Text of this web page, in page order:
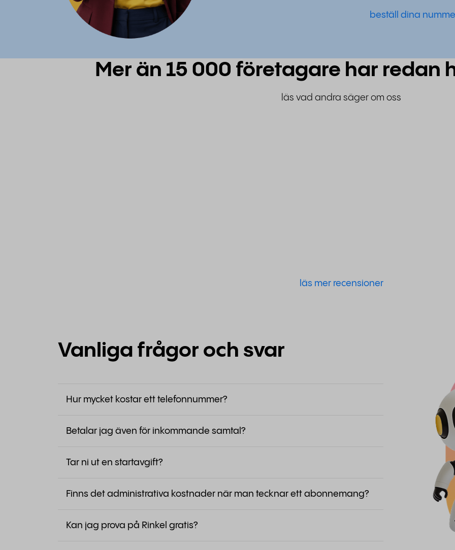
beställ dina
Mer än 15 000 företagare har redan
läs vad andra säger om oss
läs mer recensioner
Vanliga frågor och svar
Hur mycket kostar ett telefonnummer?
Betalar jag även för inkommande samtal?
Tar ni ut en startavgift?
Finns det administrativa kostnader när man tecknar ett abonnemang?
Kan jag prova på Rinkel gratis?